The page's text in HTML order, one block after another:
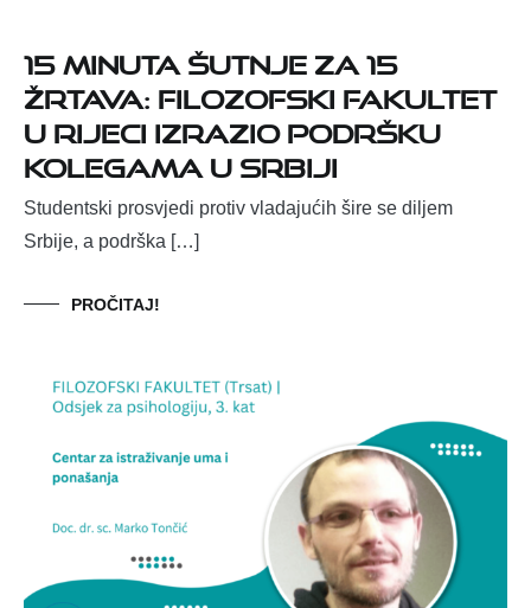
15 minuta šutnje za 15
žrtava: Filozofski fakultet
u Rijeci izrazio podršku
kolegama u Srbiji
Studentski prosvjedi protiv vladajućih šire se diljem
Srbije, a podrška […]
PROČITAJ!